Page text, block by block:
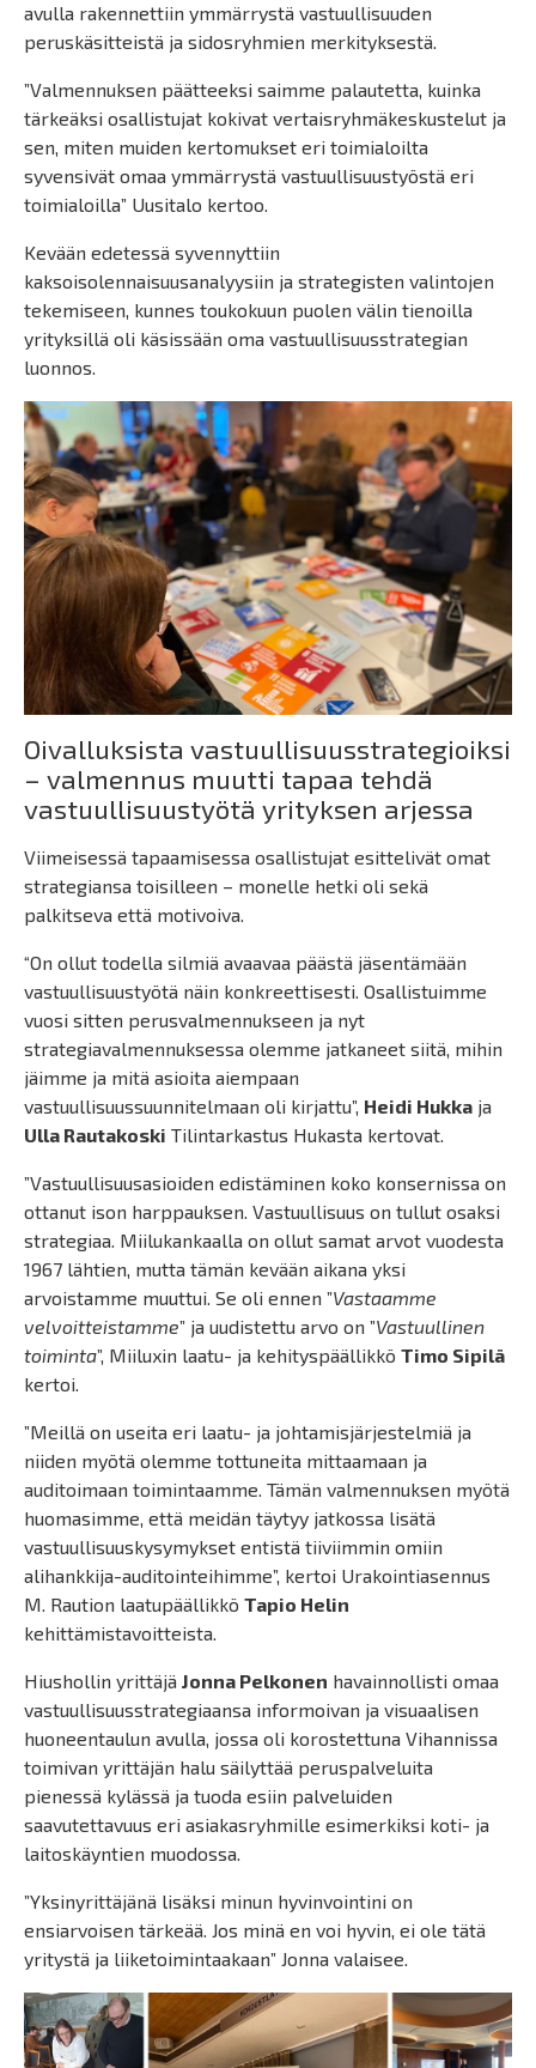
avulla rakennettiin ymmärrystä vastuullisuuden
peruskäsitteistä ja sidosryhmien merkityksestä.
”Valmennuksen päätteeksi saimme palautetta, kuinka
tärkeäksi osallistujat kokivat vertaisryhmäkeskustelut ja
sen, miten muiden kertomukset eri toimialoilta
syvensivät omaa ymmärrystä vastuullisuustyöstä eri
toimialoilla” Uusitalo kertoo.
Kevään edetessä syvennyttiin
kaksoisolennaisuusanalyysiin ja strategisten valintojen
tekemiseen, kunnes toukokuun puolen välin tienoilla
yrityksillä oli käsissään oma vastuullisuusstrategian
luonnos.
Oivalluksista vastuullisuusstrategioiksi
– valmennus muutti tapaa tehdä
vastuullisuustyötä yrityksen arjessa
Viimeisessä tapaamisessa osallistujat esittelivät omat
strategiansa toisilleen – monelle hetki oli sekä
palkitseva että motivoiva.
“On ollut todella silmiä avaavaa päästä jäsentämään
vastuullisuustyötä näin konkreettisesti. Osallistuimme
vuosi sitten perusvalmennukseen ja nyt
strategiavalmennuksessa olemme jatkaneet siitä, mihin
jäimme ja mitä asioita aiempaan
vastuullisuussuunnitelmaan oli kirjattu”, Heidi Hukka ja
Ulla Rautakoski Tilintarkastus Hukasta kertovat.
”Vastuullisuusasioiden edistäminen koko konsernissa on
ottanut ison harppauksen. Vastuullisuus on tullut osaksi
strategiaa. Miilukankaalla on ollut samat arvot vuodesta
1967 lähtien, mutta tämän kevään aikana yksi
arvoistamme muuttui. Se oli ennen ”Vastaamme
velvoitteistamme” ja uudistettu arvo on ”Vastuullinen
toiminta”, Miiluxin laatu- ja kehityspäällikkö Timo Sipilä
kertoi.
”Meillä on useita eri laatu- ja johtamisjärjestelmiä ja
niiden myötä olemme tottuneita mittaamaan ja
auditoimaan toimintaamme. Tämän valmennuksen myötä
huomasimme, että meidän täytyy jatkossa lisätä
vastuullisuuskysymykset entistä tiiviimmin omiin
alihankkija-auditointeihimme”, kertoi Urakointiasennus
M. Raution laatupäällikkö Tapio Helin
kehittämistavoitteista.
Hiushollin yrittäjä Jonna Pelkonen havainnollisti omaa
vastuullisuusstrategiaansa informoivan ja visuaalisen
huoneentaulun avulla, jossa oli korostettuna Vihannissa
toimivan yrittäjän halu säilyttää peruspalveluita
pienessä kylässä ja tuoda esiin palveluiden
saavutettavuus eri asiakasryhmille esimerkiksi koti- ja
laitoskäyntien muodossa.
”Yksinyrittäjänä lisäksi minun hyvinvointini on
ensiarvoisen tärkeää. Jos minä en voi hyvin, ei ole tätä
yritystä ja liiketoimintaakaan” Jonna valaisee.